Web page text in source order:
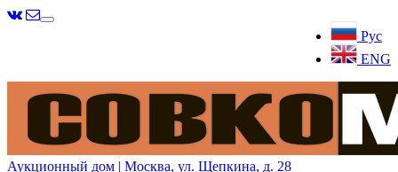
Рус
ENG
Меню
Аукционный дом | Москва, ул. Щепкина, д. 28